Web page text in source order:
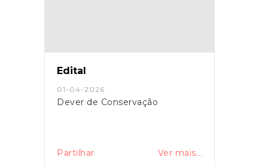
Edital
01-04-2026
Dever de Conservação
Partilhar Ver mais...